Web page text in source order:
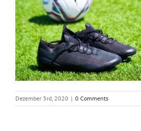
Dezember 3rd, 2020 | 0 Comments